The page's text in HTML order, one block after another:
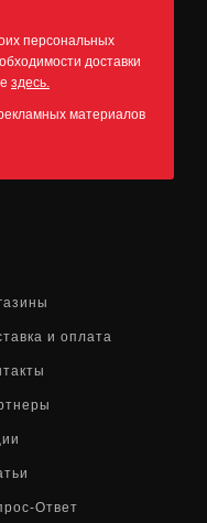
персональных
доставки
здесь.
материалов
и оплата
Ответ